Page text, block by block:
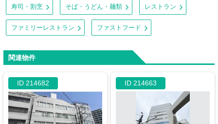
寿司・割烹 そば・うどん・麺類 レストラン
ファミリーレストラン ファストフード
関連物件
ID 214682 ID 214663